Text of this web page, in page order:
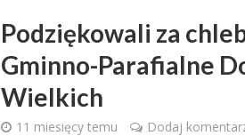
Podziękowali za
Gminno-Parafialne
Wielkich
11 miesięcy temu Dodaj